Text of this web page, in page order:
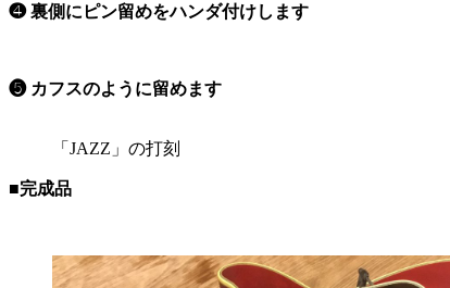
❹ 裏側にピン留めをハンダ付けします
❺ カフスのように留めます
「JAZZ」の打刻
■完成品